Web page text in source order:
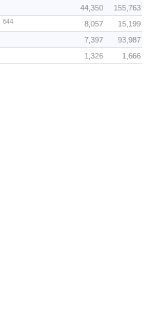
44,350 155,763
644 8,057 15,199
7,397 93,987
1,326 1,666